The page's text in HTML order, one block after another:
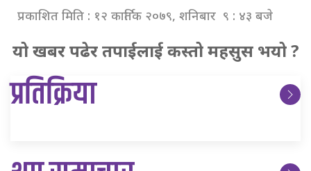
प्रकाशित मिति : १२ कार्तिक २०७९, शनिबार ९ : ४३ बजे
यो खबर पढेर तपाईलाई कस्तो महसुस भयो ?
प्रतिक्रिया